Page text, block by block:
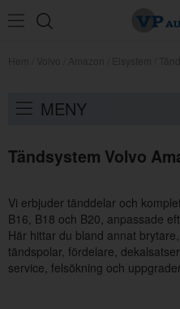
MENY
Tändsystem Volvo
Vi erbjuder tänddelar och
B16, B18 och B20, anpassade
Här hittar du bland annat
tändspolar, fördelare,
service, felsökning och